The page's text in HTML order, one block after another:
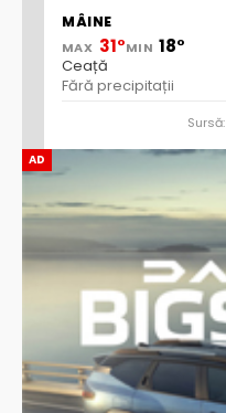
AD
MÂINE
MAX 31°MIN 18°
Ceață
Fără precipitații
Sursă: